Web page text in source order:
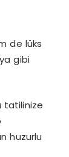
de lüks
gibi
tatilinize
huzurlu